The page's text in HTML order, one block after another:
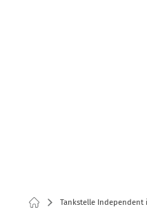
Tankstelle Independent